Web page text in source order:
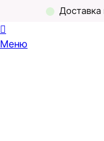
Доставка
Меню